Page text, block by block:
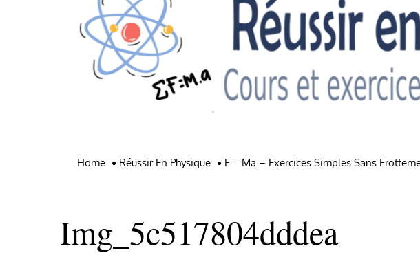
Home Réussir En Physique F = Ma – Exercices Simples Sans
Img_5c517804dddea